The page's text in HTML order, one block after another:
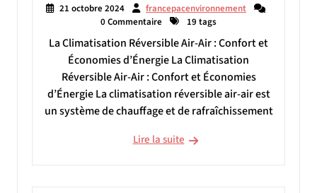
21 octobre 2024
francepacenvironnement
0 Commentaire
19 tags
La Climatisation Réversible Air-Air : Confort et
Économies d’Énergie La Climatisation
Réversible Air-Air : Confort et Économies
d’Énergie La climatisation réversible air-air est
un système de chauffage et de rafraîchissement
Lire la suite